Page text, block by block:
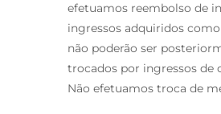
efetuamos reembolso de
ingressos adquiridos
não poderão ser
trocados por ingressos de
Não efetuamos troca de